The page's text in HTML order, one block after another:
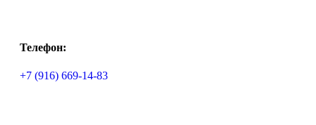
Телефон:
+7 (916) 669-14-83